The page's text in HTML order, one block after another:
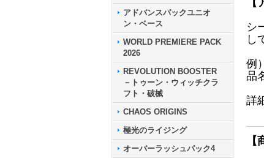
アドバンスパックユニオ
ン・ベース
WORLD PREMIERE PACK
2026
REVOLUTION BOOSTER
－トゥーン・ウィッチクラ
フト・破械
CHAOS ORIGINS
極光のライジング
オーバーラッシュパック4
シ
し
例
品
詳